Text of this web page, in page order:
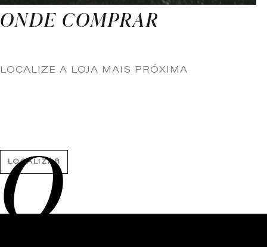
ONDE COMPRAR
LOCALIZE A LOJA MAIS PRÓXIMA
LOCALIZAR
O